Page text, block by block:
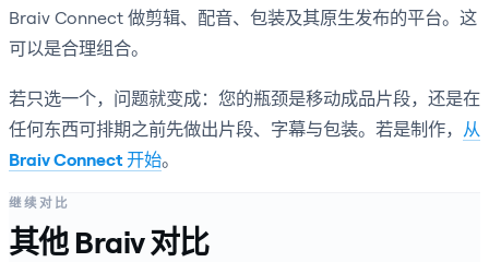
Braiv Connect 做剪辑、配音、包装及其原生发布的平台。这
可以是合理组合。
若只选一个，问题就变成：您的瓶颈是移动成品片段，还是在
任何东西可排期之前先做出片段、字幕与包装。若是制作， 从
Braiv Connect 开始。
继续对比
其他 Braiv 对比